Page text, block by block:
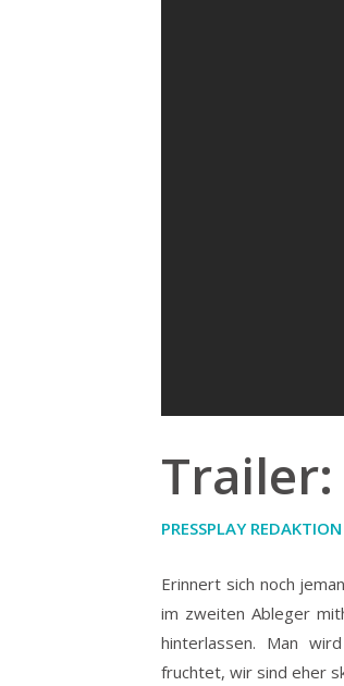
Trailer:
PRESSPLAY REDAKTION
Erinnert sich noch
im zweiten Ableger
hinterlassen. Man
fruchtet, wir sind eher